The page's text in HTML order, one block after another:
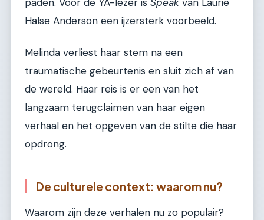
paden. Voor de YA-lezer is Speak van Laurie
Halse Anderson een ijzersterk voorbeeld.
Melinda verliest haar stem na een
traumatische gebeurtenis en sluit zich af van
de wereld. Haar reis is er een van het
langzaam terugclaimen van haar eigen
verhaal en het opgeven van de stilte die haar
opdrong.
De culturele context: waarom nu?
Waarom zijn deze verhalen nu zo populair?